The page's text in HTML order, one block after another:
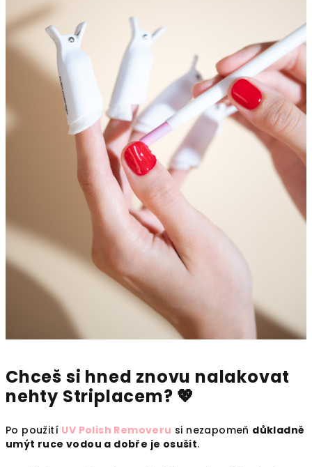
Chceš si hned znovu nalakovat
nehty Striplacem? 💖
Po použití UV Polish Removeru si nezapomeň důkladně
umýt ruce vodou a dobře je osušit.